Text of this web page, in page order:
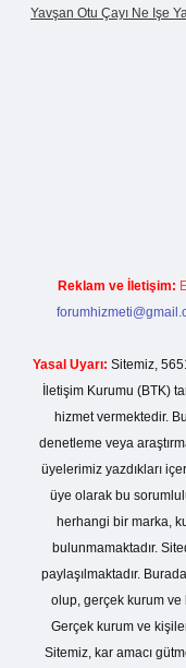
Yavşan Otu Çayı Ne Işe
Reklam ve İletişim:
Yasal Uyarı: Sitemiz,
İletişim Kurumu (BTK)
hizmet vermektedir.
denetleme veya
üyelerimiz yazdıkları
üye olarak bu
herhangi bir marka,
bulunmamaktadır.
paylaşılmaktadır.
olup, gerçek kurum ve
Gerçek kurum ve
Sitemiz, kar amacı